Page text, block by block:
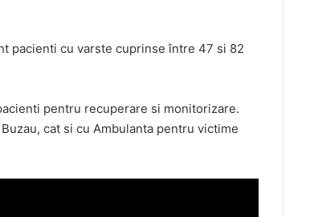
pacienti cu varste cuprinse între 47 si 82
pentru recuperare si monitorizare.
cat si cu Ambulanta pentru victime